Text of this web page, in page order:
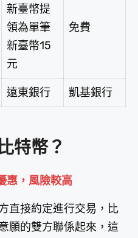
新臺幣提
領為單筆
新臺幣15
元
免費
遠東銀行 凱基銀行
特幣？
惠，風險較高
直接約定進行交易，比
願的雙方聯係起來，這